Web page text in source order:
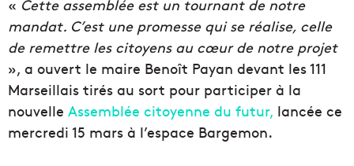
« Cette assemblée est un tournant de notre
mandat. C’est une promesse qui se réalise, celle
de remettre les citoyens au cœur de notre projet
», a ouvert le maire Benoît Payan devant les 111
Marseillais tirés au sort pour participer à la
nouvelle Assemblée citoyenne du futur, lancée ce
mercredi 15 mars à l’espace Bargemon.